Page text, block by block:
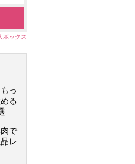
ボックス
っ
る
で
レ